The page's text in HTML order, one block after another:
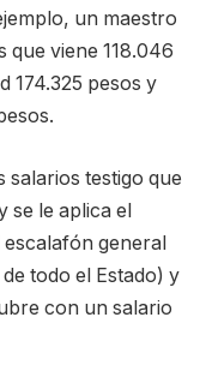
un maestro
que viene 118.046
174.325 pesos y
salarios testigo que
se le aplica el
general
todo el Estado) y
con un salario